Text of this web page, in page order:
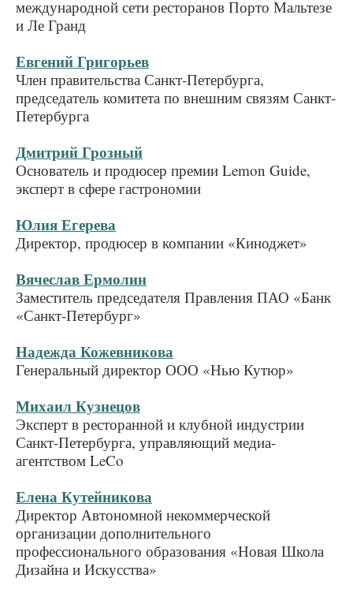
международной сети ресторанов Порто Мальтезе
и Ле Гранд
Евгений Григорьев
Член правительства Санкт-Петербурга,
председатель комитета по внешним связям Санкт-
Петербурга
Дмитрий Грозный
Основатель и продюсер премии Lemon Guide,
эксперт в сфере гастрономии
Юлия Егерева
Директор, продюсер в компании «Киноджет»
Вячеслав Ермолин
Заместитель председателя Правления ПАО «Банк
«Санкт-Петербург»
Надежда Кожевникова
Генеральный директор ООО «Нью Кутюр»
Михаил Кузнецов
Эксперт в ресторанной и клубной индустрии
Санкт-Петербурга, управляющий медиа-
агентством LeCo
Елена Кутейникова
Директор Автономной некоммерческой
организации дополнительного
профессионального образования «Новая Школа
Дизайна и Искусства»